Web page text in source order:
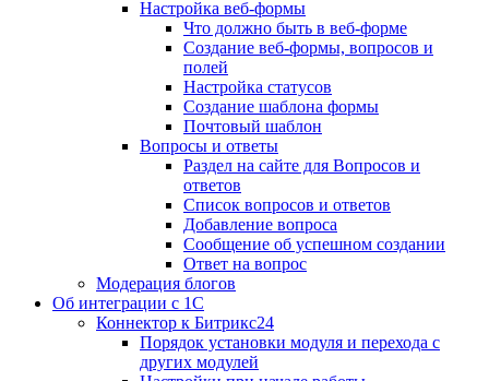
Настройка веб-формы
Что должно быть в веб-форме
Создание веб-формы, вопросов и
полей
Настройка статусов
Создание шаблона формы
Почтовый шаблон
Вопросы и ответы
Раздел на сайте для Вопросов и
ответов
Список вопросов и ответов
Добавление вопроса
Сообщение об успешном создании
Ответ на вопрос
Модерация блогов
Об интеграции с 1С
Коннектор к Битрикс24
Порядок установки модуля и перехода с
других модулей